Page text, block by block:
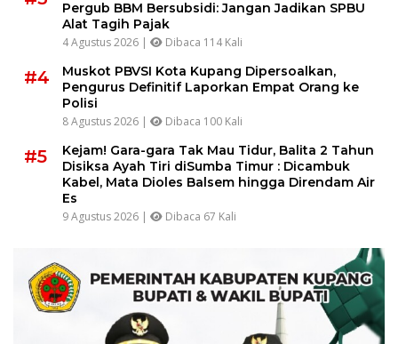
Pergub BBM Bersubsidi: Jangan Jadikan SPBU
Alat Tagih Pajak
4 Agustus 2026 | Dibaca 114 Kali
#4
Muskot PBVSI Kota Kupang Dipersoalkan,
Pengurus Definitif Laporkan Empat Orang ke
Polisi
8 Agustus 2026 | Dibaca 100 Kali
#5
Kejam! Gara-gara Tak Mau Tidur, Balita 2 Tahun
Disiksa Ayah Tiri diSumba Timur : Dicambuk
Kabel, Mata Dioles Balsem hingga Direndam Air
Es
9 Agustus 2026 | Dibaca 67 Kali